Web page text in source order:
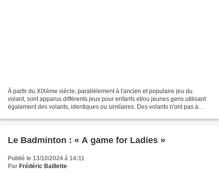
À partir du XIXème siècle, parallèlement à l'ancien et populaire jeu du
volant, sont apparus différents jeux pour enfants et/ou jeunes gens utilisant
également des volants, identiques ou similaires. Des volants n'ont pas à
Le Badminton : « A game for Ladies »
Publié le 13/10/2024 à 14:11
Par Frédéric Baillette